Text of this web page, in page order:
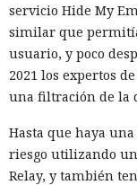
servicio Hide My
similar que
usuario, y poco
2021 los expertos
una filtración de la
Hasta que haya
riesgo utilizando
Relay, y también